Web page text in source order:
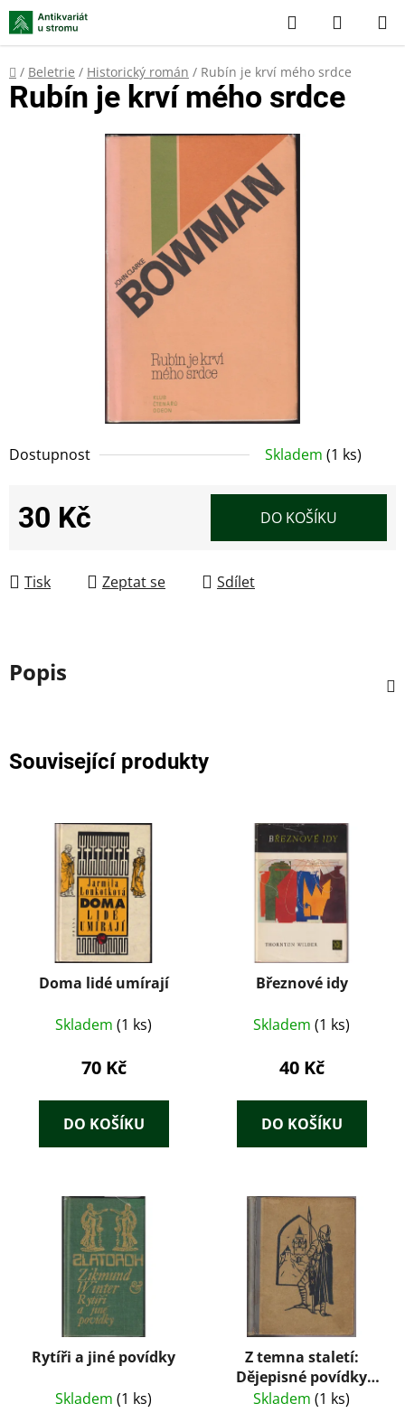
Přejít
na
obsah
Hledat
KOŠÍK
Domů
/ Beletrie / Historický román / Rubín je krví mého srdce
Dostupnost Skladem (1 ks)
30 Kč DO KOŠÍKU
Tisk Zeptat se Sdílet
Rubín je krví mého srdce
Popis
Související produkty
Doma lidé umírají
Skladem (1 ks)
70 Kč
DO KOŠÍKU
Březnové idy
Skladem (1 ks)
40 Kč
DO KOŠÍKU
Rytíři a jiné povídky
Skladem (1 ks)
Z temna staletí:
Dějepisné povídky
pro mládež – Josef
Skladem (1 ks)